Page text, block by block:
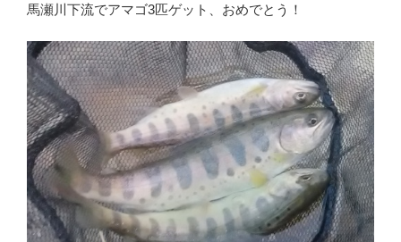
馬瀬川下流でアマゴ3匹ゲット、おめでとう！